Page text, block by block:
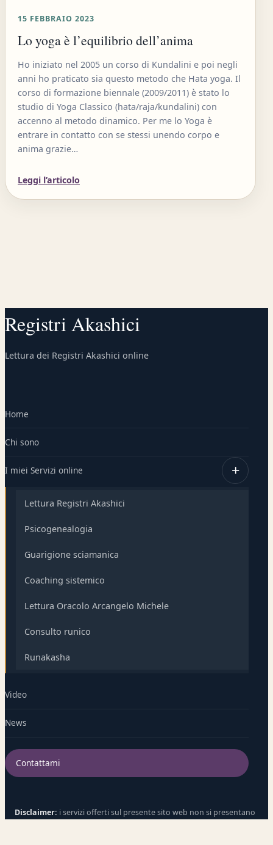
15 FEBBRAIO 2023
Lo yoga è l’equilibrio dell’anima
Ho iniziato nel 2005 un corso di Kundalini e poi negli
anni ho praticato sia questo metodo che Hata yoga. Il
corso di formazione biennale (2009/2011) è stato lo
studio di Yoga Classico (hata/raja/kundalini) con
accenno al metodo dinamico. Per me lo Yoga è
entrare in contatto con se stessi unendo corpo e
anima grazie…
Leggi l’articolo
Registri Akashici
Lettura dei Registri Akashici online
Home
Chi sono
I miei Servizi online
Lettura Registri Akashici
Psicogenealogia
Guarigione sciamanica
Coaching sistemico
Lettura Oracolo Arcangelo Michele
Consulto runico
Runakasha
Video
News
Contattami
Disclaimer: i servizi offerti sul presente sito web non si presentano